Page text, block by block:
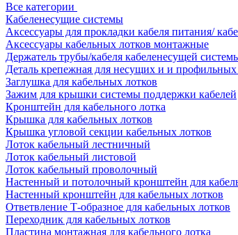
Все категории
Кабеленесущие системы
Аксессуары для прокладки кабеля питания/
Аксессуары кабельных лотков монтажные
Держатель трубы/кабеля кабеленесущей
Деталь крепежная для несущих и и профильных
Заглушка для кабельных лотков
Зажим для крышки системы поддержки кабелей
Кронштейн для кабельного лотка
Крышка для кабельных лотков
Крышка угловой секции кабельных лотков
Лоток кабельный лестничный
Лоток кабельный листовой
Лоток кабельный проволочный
Настенный и потолочный кронштейн для
Настенный кронштейн для кабельных лотков
Ответвление Т-образное для кабельных лотков
Переходник для кабельных лотков
Пластина монтажная для кабельного лотка